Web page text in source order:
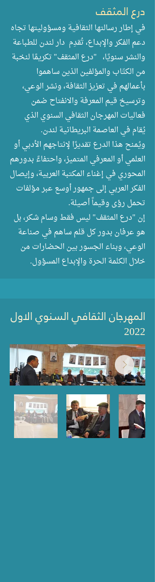
درع المثقف
في إطار رسالتها الثقافية ومسؤوليتها تجاه
دعم الفكر والإبداع، تُقدِم دار لندن للطباعة
والنشر سنويًا، "درع المثقف" تكريمًا لنخبة
من الكتّاب والمؤلفين الذين ساهموا
بأعمالهم في تعزيز الثقافة، ونشر الوعي،
وترسيخ قيم المعرفة والانفتاح ضمن
فعاليات المهرجان الثقافي السنوي الذي
يُقام في العاصمة البريطانية لندن.
ويُمنح هذا الدرع تقديرًا لإنتاجهم الأدبي أو
العلمي أو المعرفي المتميز، واحتفاءً بدورهم
المحوري في إغناء المكتبة العربية، وإيصال
الفكر العربي إلى جمهور أوسع عبر مؤلفات
تحمل رؤى وقيماً أصيلة.
إن "درع المثقف" ليس فقط وسام شكر، بل
هو عرفان بدور كل قلم ساهم في صناعة
الوعي، وبناء الجسور بين الحضارات من
خلال الكلمة الحرة والإبداع المسؤول.
المهرجان الثقافي السنوي الاول
2022